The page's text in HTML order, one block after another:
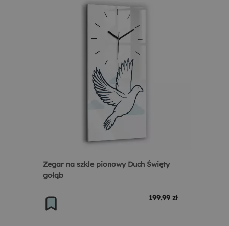
Zegar na szkle pionowy Duch Święty
gołąb
199.99 zł